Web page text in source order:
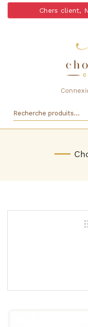
Chers client, Nous